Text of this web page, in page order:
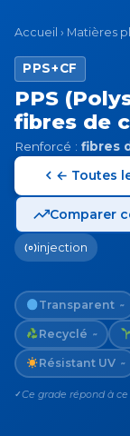
Accueil › Matières
PPS+CF
PPS
fibres de
Renforcé : fibres
← Toutes
Comparer
injection
Transparent ~
Recyclé ~
Résistant UV ~
✓ Ce grade répond à